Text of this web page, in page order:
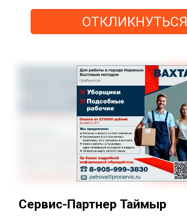
ОТКЛИКНУТЬСЯ
Сервис-Партнер Таймыр